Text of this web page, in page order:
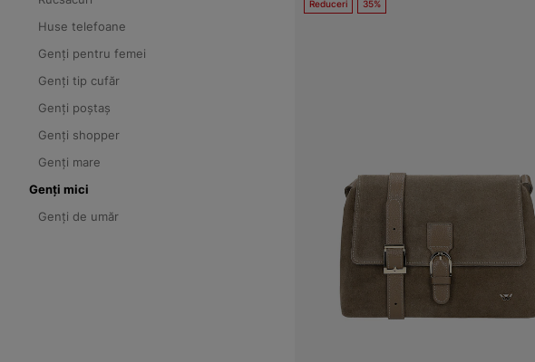
Huse telefoane
Genți pentru femei
Genți tip cufăr
Genți poștaș
Genți shopper
Genți mare
Genți mici
Genți de umăr
Reduceri 35%